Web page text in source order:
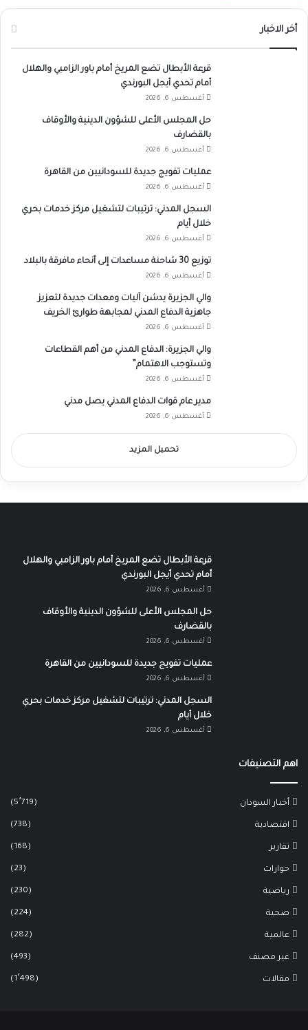
أخر الاخبار
قرعة الأبطال تضع المريخ أمام باور الزامبي والهلال
أمام تحدي أيجل البورندي
أغسطس 6, 2026
حل المجلس الأعلى للشؤون الدينية والأوقاف
بالقضارف
أغسطس 6, 2026
عمليات تفويج جديدة للسودانيين من القاهرة
أغسطس 6, 2026
السجل المدني: ترتيبات لتشغيل مركز خدمات بحري
خلال أيام
أغسطس 6, 2026
توزيع 30 شاحنة مساعدات إلى أنحاء مافرقة بالبلاد
أغسطس 6, 2026
والي الجزيرة يدشن آليات ومعدات جديدة لتعزيز
جاهزية الدفاع المدني لمجابهة طوارئ الخريف
أغسطس 6, 2026
والي الجزيرة: الدفاع المدني من أهم القطاعات
وتستوجب الاهتمام”
أغسطس 6, 2026
مدير عام قوات الدفاع المدني يصل مدني
أغسطس 6, 2026
تحميل المزيد
قرعة الأبطال تضع المريخ أمام باور الزامبي والهلال
أمام تحدي أيجل البورندي
أغسطس 6, 2026
حل المجلس الأعلى للشؤون الدينية والأوقاف
بالقضارف
أغسطس 6, 2026
عمليات تفويج جديدة للسودانيين من القاهرة
أغسطس 6, 2026
السجل المدني: ترتيبات لتشغيل مركز خدمات بحري
خلال أيام
أغسطس 6, 2026
اهم التصنيفات
أخبار السودان (5٬719)
اقتصادية (738)
تقارير (168)
حوارات (23)
رياضية (230)
صحية (224)
عالمية (282)
غير مصنف (493)
مقالات (1٬498)